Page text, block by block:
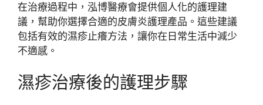
在治療過程中，泓博醫療會提供個人化的護理建
議，幫助你選擇合適的皮膚炎護理產品。這些建議
包括有效的濕疹止癢方法，讓你在日常生活中減少
不適感。
濕疹治療後的護理步驟